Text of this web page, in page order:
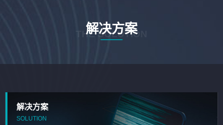
解决方案
THE SOLUTION
解决方案
SOLUTION